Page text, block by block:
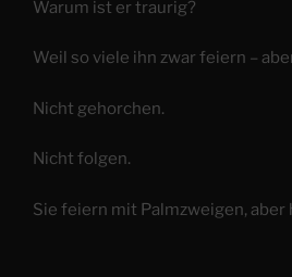
Warum ist er traurig?
Weil so viele ihn zwar feiern –
Nicht gehorchen.
Nicht folgen.
Sie feiern mit Palmzweigen, aber